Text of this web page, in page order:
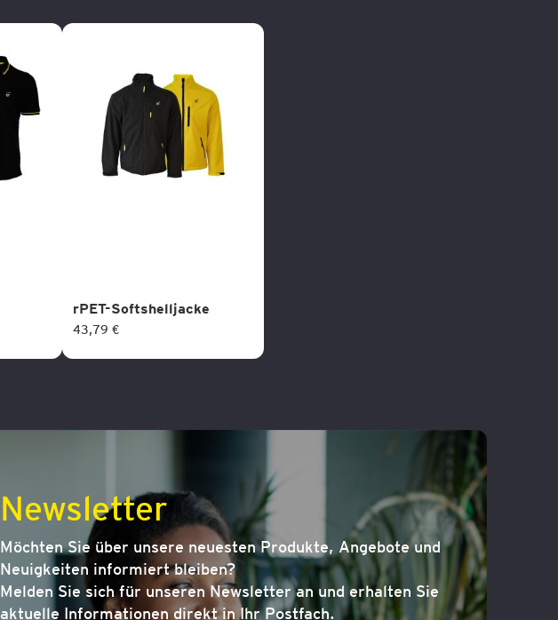
rPET-Softshelljacke
43,79 €
Newsletter
Möchten Sie über unsere neuesten Produkte, Angebote und
Neuigkeiten informiert bleiben?
Melden Sie sich für unseren Newsletter an und erhalten Sie
aktuelle Informationen direkt in Ihr Postfach.